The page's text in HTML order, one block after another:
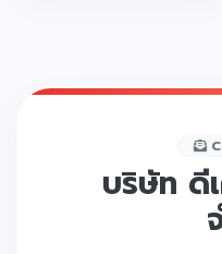
บริษัท ดี